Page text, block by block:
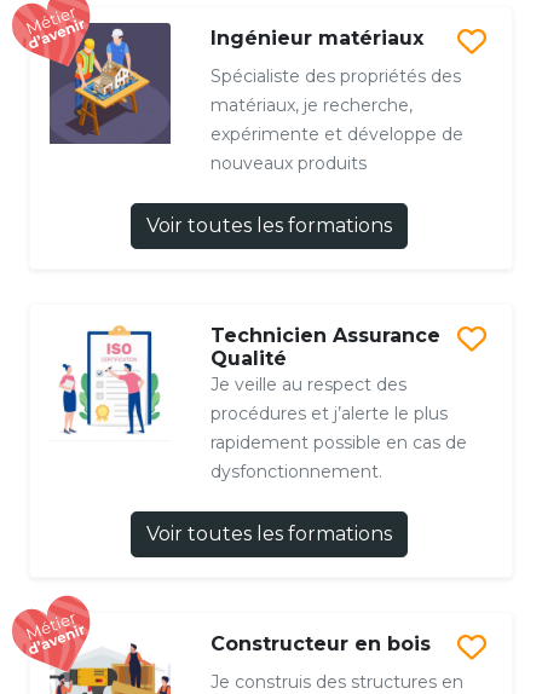
Ingénieur matériaux
Spécialiste des propriétés des
matériaux, je recherche,
expérimente et développe de
nouveaux produits
Voir toutes les formations
Technicien Assurance
Qualité
Je veille au respect des
procédures et j’alerte le plus
rapidement possible en cas de
dysfonctionnement.
Voir toutes les formations
Constructeur en bois
Je construis des structures en